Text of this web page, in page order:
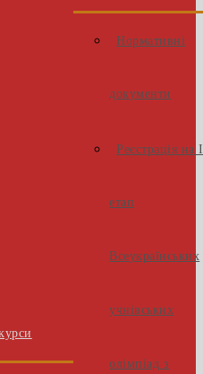
Нормативні
документи
Реєстрація на І
етап
Всеукраїнських
учнівських
олімпіад з